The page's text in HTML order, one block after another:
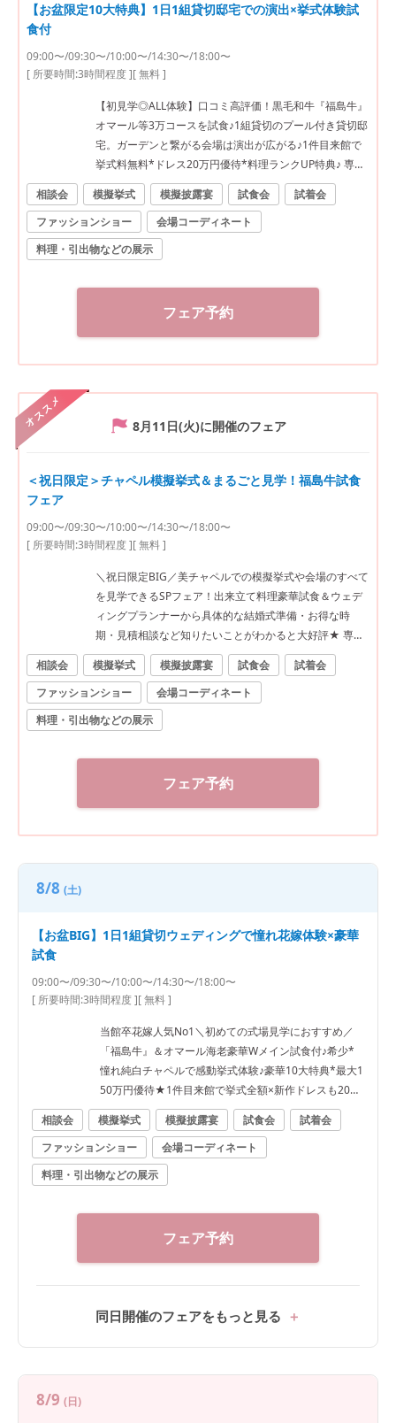
【お盆限定10大特典】1日1組貸切邸宅での演出×挙式体験試
食付
09:00〜/09:30〜/10:00〜/14:30〜/18:00〜
[ 所要時間:3時間程度][ 無料 ]
【初見学◎ALL体験】口コミ高評価！黒毛和牛『福島牛』
オマール等3万コースを試食♪1組貸切のプール付き貸切邸
宅。ガーデンと繋がる会場は演出が広がる♪1件目来館で
挙式料無料*ドレス20万円優待*料理ランクUP特典♪ 専属
プランナーがふたりの不安や疑問を全て解消！イチから
分かるBIGフェア★ぴったりなWをご提案★ ●＼料理で
選ばれてNo1★／福島県料理ランキング1位★ゲストも大
満足の料理を無料試食！3万相当福島牛*オマール絶品コ
ース試食★ ●郡山駅10分の好立地×非日常感溢れるプー
ン演出 ・模擬挙式★全天候型*幻想的な雲海演出&感動の
チャペルムービー体験など ●安心の相談会*実際に打合せ
相談会 模擬挙式 模擬披露宴 試食会
試着会
ファッションショー
会場コーディネート
料理・引出物などの展示
フェア予約
オススメ 8月11日(火)に開催のフェア
＜祝日限定＞チャペル模擬挙式＆まるごと見学！福島牛試食
フェア
09:00〜/09:30〜/10:00〜/14:30〜/18:00〜
[ 所要時間:3時間程度][ 無料 ]
＼祝日限定BIG／美チャペルでの模擬挙式や会場のすべて
を見学できるSPフェア！出来立て料理豪華試食＆ウェデ
ィングプランナーから具体的な結婚式準備・お得な時
期・見積相談など知りたいことがわかると大好評★ 専属
プランナーがふたりの不安や疑問を全て解消！イチから
分かるBIGフェア★ぴったりなWをご提案★ ●＼料理で
選ばれてNo1★／福島県料理ランキング1位★ゲストも大
満足の料理を無料試食！3万相当福島牛*オマール絶品コ
ース試食★ ●郡山駅10分の好立地×非日常感溢れるプー
ン演出 ・模擬挙式★全天候型*幻想的な雲海演出&感動の
チャペルムービー体験など ●安心の相談会*実際に打合せ
相談会 模擬挙式 模擬披露宴 試食会
試着会
ファッションショー
会場コーディネート
料理・引出物などの展示
フェア予約
8/8 (土)
【お盆BIG】1日1組貸切ウェディングで憧れ花嫁体験×豪華
試食
09:00〜/09:30〜/10:00〜/14:30〜/18:00〜
[ 所要時間:3時間程度][ 無料 ]
当館卒花嫁人気No1＼初めての式場見学におすすめ／
「福島牛』＆オマール海老豪華Wメイン試食付♪希少*
憧れ純白チャペルで感動挙式体験♪豪華10大特典*最大1
50万円優待★1件目来館で挙式全額×新作ドレスも20万
円優待
相談会 模擬挙式 模擬披露宴 試食会
試着会
ファッションショー
会場コーディネート
料理・引出物などの展示
フェア予約
同日開催のフェアをもっと見る
8/9 (日)